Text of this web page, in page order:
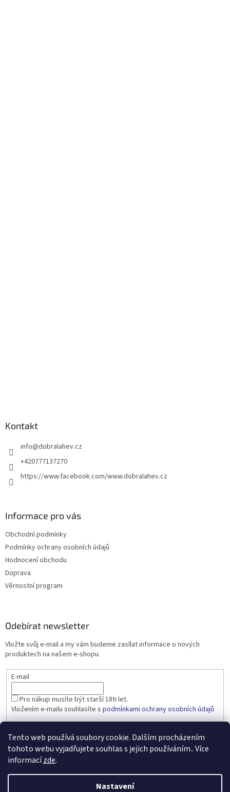
Tento web používá soubory cookie. Dalším procházením
tohoto webu vyjadřujete souhlas s jejich používáním.. Více
informacízde.
Nastavení
Kontakt
info@dobralahev.cz
+420777137270
https://www.facebook.com/www.dobralahev.cz
Informace pro vás
Obchodní podmínky
Podmínky ochrany osobních údajů
Hodnocení obchodu
Doprava
Věrnostní program
Odebírat newsletter
Vložte svůj e-mail a my vám budeme zasílat informace o nových
produktech na našem e-shopu.
E-mail
Pro nákup musíte být starší 18ti let.
Vložením e-mailu souhlasíte s podmínkami ochrany osobních údajů
PŘIHLÁSIT SE